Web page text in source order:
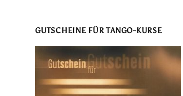
GUTSCHEINE FÜR TANGO-KURSE